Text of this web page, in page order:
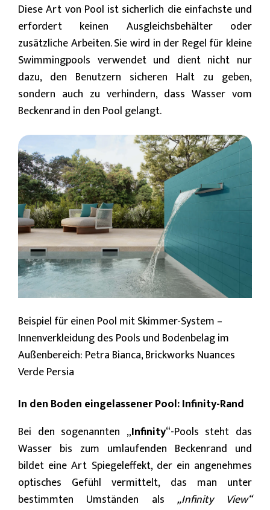
Diese Art von Pool ist sicherlich die einfachste und
erfordert keinen Ausgleichsbehälter oder
zusätzliche Arbeiten. Sie wird in der Regel für kleine
Swimmingpools verwendet und dient nicht nur
dazu, den Benutzern sicheren Halt zu geben,
sondern auch zu verhindern, dass Wasser vom
Beckenrand in den Pool gelangt.
Beispiel für einen Pool mit Skimmer-System –
Innenverkleidung des Pools und Bodenbelag im
Außenbereich: Petra Bianca, Brickworks Nuances
Verde Persia
In den Boden eingelassener Pool: Infinity-Rand
Bei den sogenannten „Infinity“-Pools steht das
Wasser bis zum umlaufenden Beckenrand und
bildet eine Art Spiegeleffekt, der ein angenehmes
optisches Gefühl vermittelt, das man unter
bestimmten Umständen als „Infinity View“